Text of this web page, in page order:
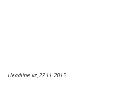
Headline.kz, 27.11.2015